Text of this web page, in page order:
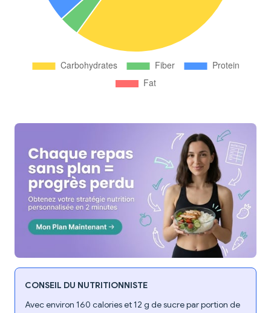
CONSEIL DU NUTRITIONNISTE
Avec environ 160 calories et 12 g de sucre par portion de